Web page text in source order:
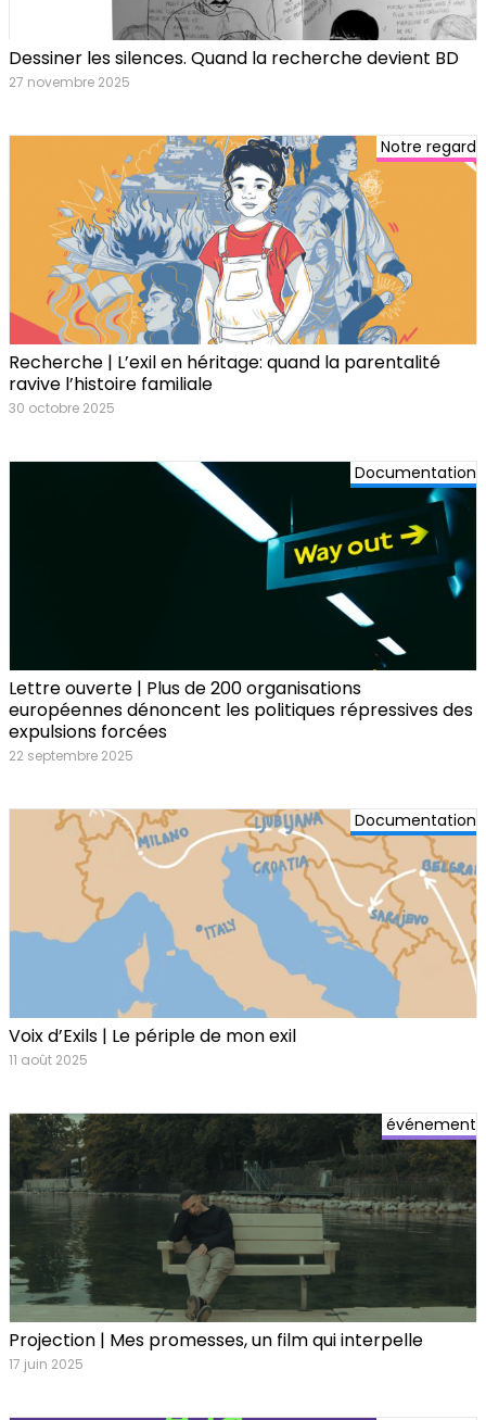
Dessiner les silences. Quand la recherche devient BD
27 novembre 2025
Notre regard
Recherche | L’exil en héritage: quand la parentalité
ravive l’histoire familiale
30 octobre 2025
Documentation
Lettre ouverte | Plus de 200 organisations
européennes dénoncent les politiques répressives des
expulsions forcées
22 septembre 2025
Documentation
Voix d’Exils | Le périple de mon exil
11 août 2025
événement
Projection | Mes promesses, un film qui interpelle
17 juin 2025